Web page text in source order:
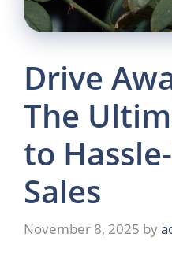
Drive
The
to
Sales
November 8, 2025 by